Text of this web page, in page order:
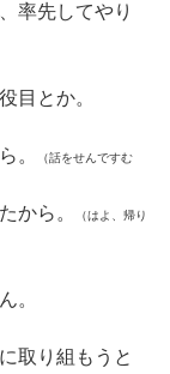
率先してやり
目とか。
。 （話をせんですむ
から。 （はよ、帰り
。
取り組もうと